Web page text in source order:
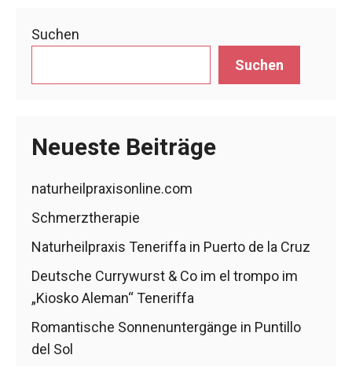
Suchen
Suchen
Neueste Beiträge
naturheilpraxisonline.com
Schmerztherapie
Naturheilpraxis Teneriffa in Puerto de la Cruz
Deutsche Currywurst & Co im el trompo im
„Kiosko Aleman“ Teneriffa
Romantische Sonnenuntergänge in Puntillo
del Sol